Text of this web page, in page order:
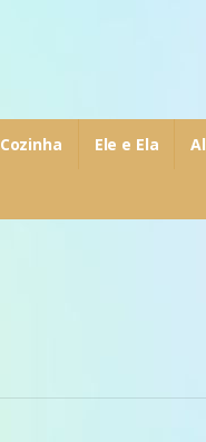
Cozinha Ele e Ela